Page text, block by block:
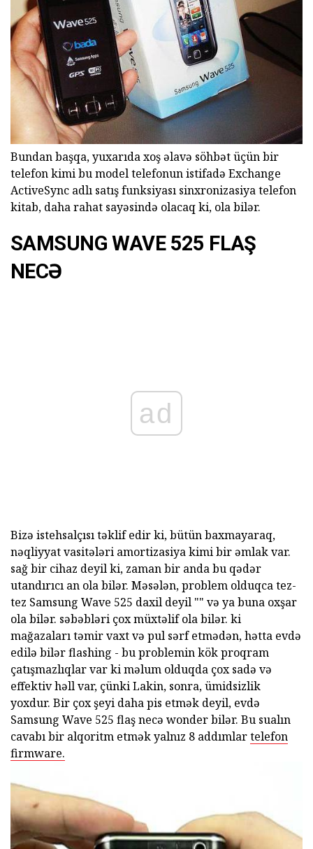
Bundan başqa, yuxarıda xoş əlavə söhbət üçün bir
telefon kimi bu model telefonun istifadə Exchange
ActiveSync adlı satış funksiyası sinxronizasiya telefon
kitab, daha rahat sayəsində olacaq ki, ola bilər.
SAMSUNG WAVE 525 FLAŞ
NECƏ
ad
Bizə istehsalçısı təklif edir ki, bütün baxmayaraq,
nəqliyyat vasitələri amortizasiya kimi bir əmlak var.
sağ bir cihaz deyil ki, zaman bir anda bu qədər
utandırıcı an ola bilər. Məsələn, problem olduqca tez-
tez Samsung Wave 525 daxil deyil "" və ya buna oxşar
ola bilər. səbəbləri çox müxtəlif ola bilər. ki
mağazaları təmir vaxt və pul sərf etmədən, hətta evdə
edilə bilər flashing - bu problemin kök proqram
çatışmazlıqlar var ki məlum olduqda çox sadə və
effektiv həll var, çünki Lakin, sonra, ümidsizlik
yoxdur. Bir çox şeyi daha pis etmək deyil, evdə
Samsung Wave 525 flaş necə wonder bilər. Bu sualın
cavabı bir alqoritm etmək yalnız 8 addımlartelefon
firmware.